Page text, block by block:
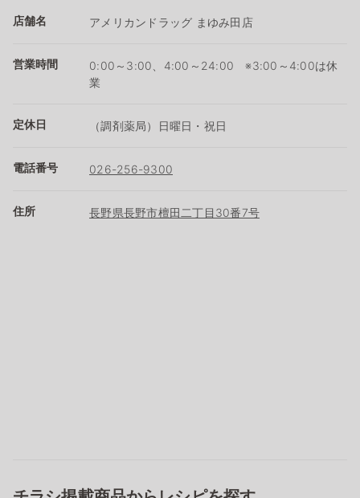
店舗名 アメリカンドラッグ まゆみ田店
営業時間
0:00～3:00、4:00～24:00 ※3:00～4:00は休
業
定休日 （調剤薬局）日曜日・祝日
電話番号 026-256-9300
住所 長野県長野市檀田二丁目30番7号